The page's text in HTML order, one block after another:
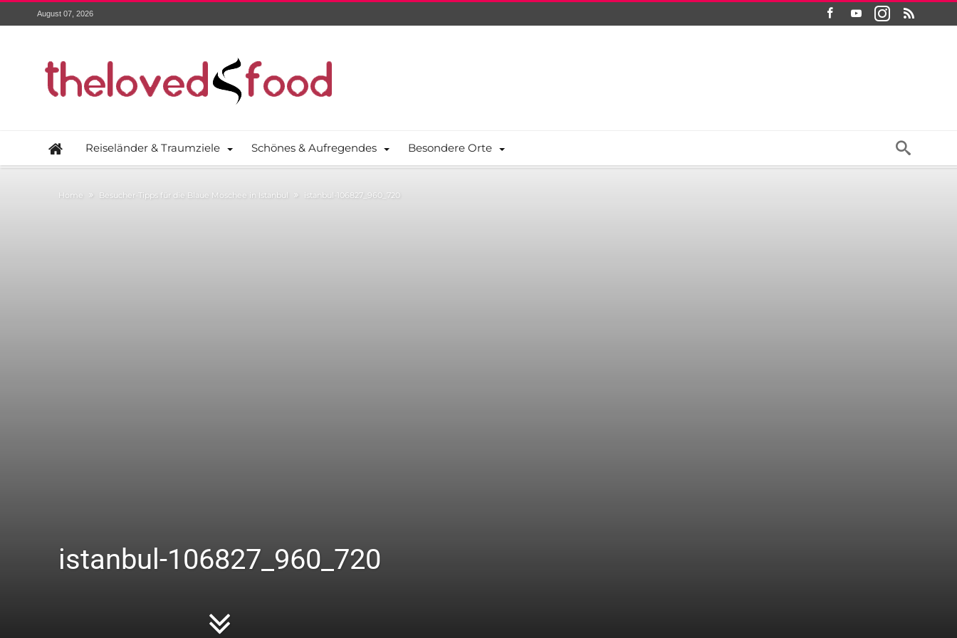
August 07, 2026
Reiseländer & Traumziele Schönes & Aufregendes Besondere Orte
Home Besucher-Tipps für die Blaue Moschee in Istanbul istanbul-106827_960_720
istanbul-106827_960_720